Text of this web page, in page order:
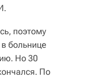
поэтому
больнице
Но 30
По